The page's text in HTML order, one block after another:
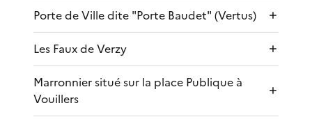
Porte de Ville dite "Porte Baudet" (Vertus)
Les Faux de Verzy
Marronnier situé sur la place Publique à
Vouillers